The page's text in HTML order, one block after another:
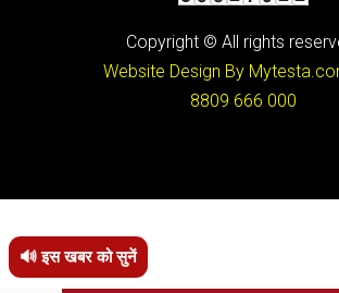
Copyright © All rights
Website Design By
8809 666 000
🔊 इस खबर को सुनें